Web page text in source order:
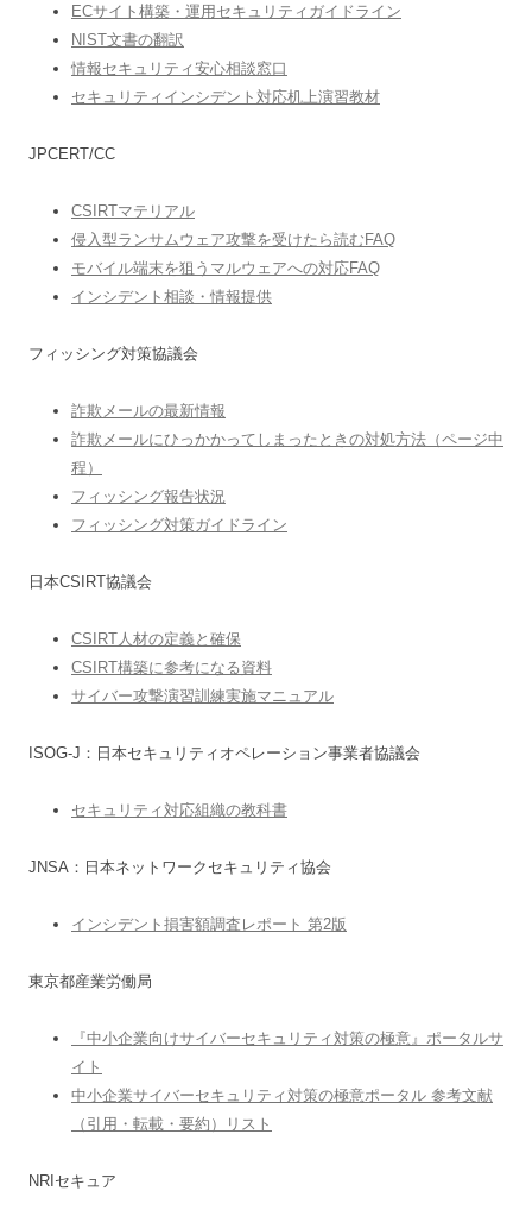
ECサイト構築・運用セキュリティガイドライン
NIST文書の翻訳
情報セキュリティ安心相談窓口
セキュリティインシデント対応机上演習教材
JPCERT/CC
CSIRTマテリアル
侵入型ランサムウェア攻撃を受けたら読むFAQ
モバイル端末を狙うマルウェアへの対応FAQ
インシデント相談・情報提供
フィッシング対策協議会
詐欺メールの最新情報
詐欺メールにひっかかってしまったときの対処方法（ページ中
程）
フィッシング報告状況
フィッシング対策ガイドライン
日本CSIRT協議会
CSIRT人材の定義と確保
CSIRT構築に参考になる資料
サイバー攻撃演習訓練実施マニュアル
ISOG-J：日本セキュリティオペレーション事業者協議会
セキュリティ対応組織の教科書
JNSA：日本ネットワークセキュリティ協会
インシデント損害額調査レポート 第2版
東京都産業労働局
『中小企業向けサイバーセキュリティ対策の極意』ポータルサ
イト
中小企業サイバーセキュリティ対策の極意ポータル 参考文献
（引用・転載・要約）リスト
NRIセキュア